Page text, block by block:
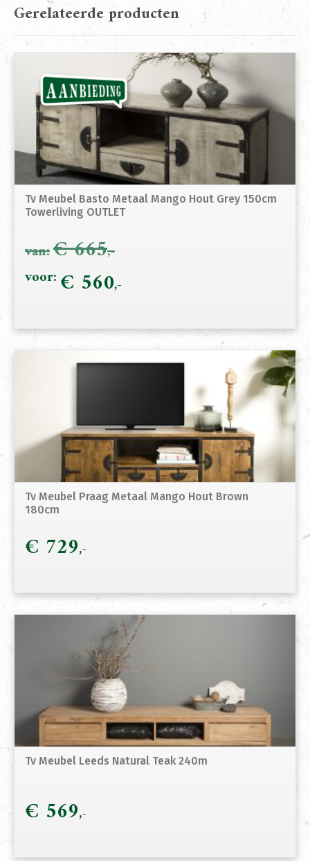
Gerelateerde producten
Tv Meubel Basto Metaal Mango Hout Grey 150cm
Towerliving OUTLET
€665
Oorspronkelijke
€ 665.
€ 560
€
Tv Meubel Praag Metaal Mango Hout Brown
180cm
€ 729
Tv Meubel Leeds Natural Teak 240m
€ 569